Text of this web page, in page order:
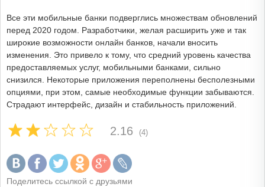
Все эти мобильные банки подверглись множествам обновлений
перед 2020 годом. Разработчики, желая расширить уже и так
широкие возможности онлайн банков, начали вносить
изменения. Это привело к тому, что средний уровень качества
предоставляемых услуг, мобильными банками, сильно
снизился. Некоторые приложения переполнены бесполезными
опциями, при этом, самые необходимые функции забываются.
Страдают интерфейс, дизайн и стабильность приложений.
2.16 (4)
Поделитесь ссылкой с друзьями